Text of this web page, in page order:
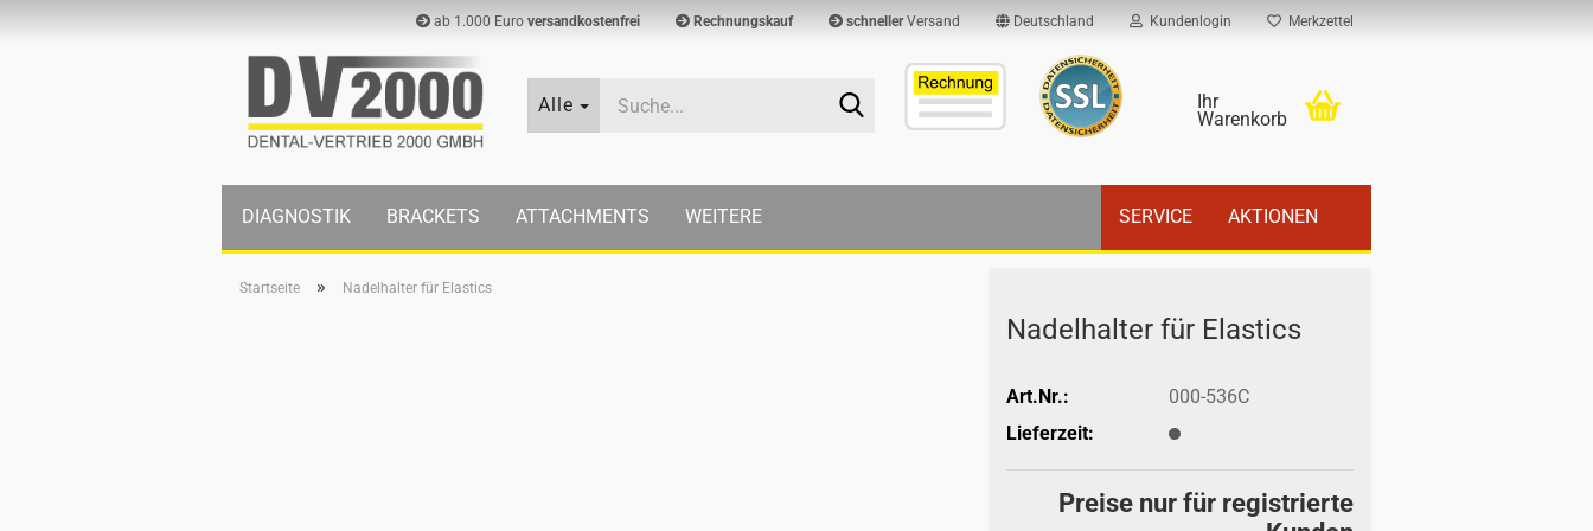
ab 1.000 Euro versandkostenfrei Rechnungskauf schnellerVersand Deutschland Kundenlogin Merkzettel
Alle
Suche...
Ihr
Warenkorb
DIAGNOSTIK BRACKETS ATTACHMENTS SERVICE AKTIONEN
WEITERE
Startseite » Nadelhalter für Elastics
Na­del­hal­ter für Elastics
Art.Nr.:
000-536C
Lieferzeit:
Preise nur für registrierte